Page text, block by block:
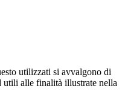
utilizzati si avvalgono di
utili alle finalità illustrate nella